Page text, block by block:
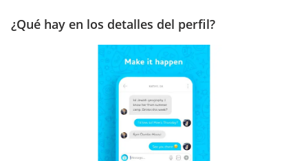
¿Qué hay en los detalles del perfil?